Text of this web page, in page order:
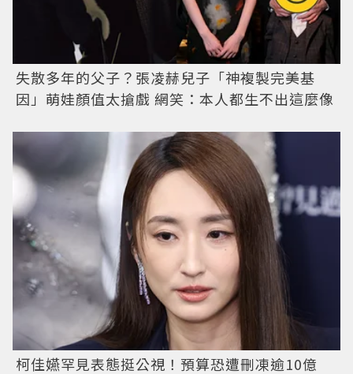
失散多年的父子？張凌赫兒子「神複製完美基
因」萌娃顏值太搶戲 網笑：本人都生不出這麼像
柯佳嬿罕見表態挺公視！預算恐遭刪凍逾10億